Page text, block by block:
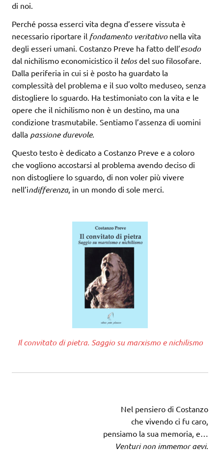
di noi.
Perché possa esserci vita degna d’essere vissuta è
necessario riportare il fondamento veritativonella vita
degli esseri umani. Costanzo Preve ha fatto dell’esodo
dal nichilismo economicistico il telosdel suo filosofare.
Dalla periferia in cui si è posto ha guardato la
complessità del problema e il suo volto meduseo, senza
distogliere lo sguardo. Ha testimoniato con la vita e le
opere che il nichilismo non è un destino, ma una
condizione trasmutabile. Sentiamo l’assenza di uomini
dalla passione durevole.
Questo testo è dedicato a Costanzo Preve e a coloro
che vogliono accostarsi al problema avendo deciso di
non distogliere lo sguardo, di non voler più vivere
nell’indifferenza, in un mondo di sole merci.
Il convitato di pietra. Saggio su marxismo e nichilismo
Nel pensiero di Costanzo
che vivendo ci fu caro,
pensiamo la sua memoria, e…
Venturi non immemor aevi.